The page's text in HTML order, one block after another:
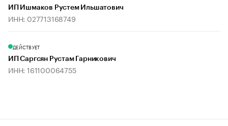
ИП Ишмаков Рустем Ильшатович
ИНН: 027713168749
ДЕЙСТВУЕТ
ИП Саргсян Рустам Гарникович
ИНН: 161100064755